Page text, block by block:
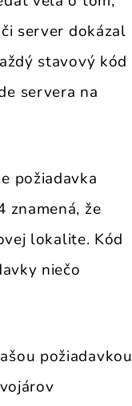
server dokázal
stavový kód
servera na
požiadavka
znamená, že
lokalite. Kód
niečo
požiadavkou